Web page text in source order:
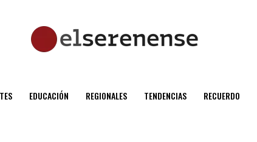
EDUCACIÓN REGIONALES TENDENCIAS RECUERDO